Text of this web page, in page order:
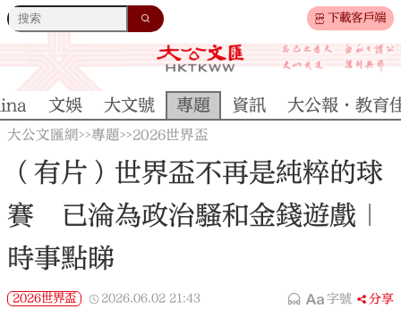
下載客戶端
文娛 大文號 專題 資訊 大公報·教育
大公文匯網>>專題>>2026世界盃
（有片）世界盃不再是純粹的球
賽 已淪為政治騷和金錢遊戲｜
時事點睇
2026世界盃 2026.06.02 21:43 字號 分享